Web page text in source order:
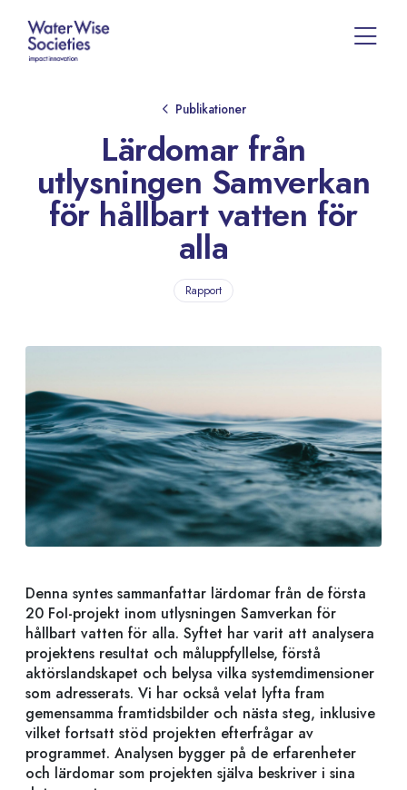
Publikationer
Lärdomar från
utlysningen Samverkan
för hållbart vatten för
alla
Rapport
Denna syntes sammanfattar lärdomar från de första
20 FoI-projekt inom utlysningen Samverkan för
hållbart vatten för alla. Syftet har varit att analysera
projektens resultat och måluppfyllelse, förstå
aktörslandskapet och belysa vilka systemdimensioner
som adresserats. Vi har också velat lyfta fram
gemensamma framtidsbilder och nästa steg, inklusive
vilket fortsatt stöd projekten efterfrågar av
programmet. Analysen bygger på de erfarenheter
och lärdomar som projekten själva beskriver i sina